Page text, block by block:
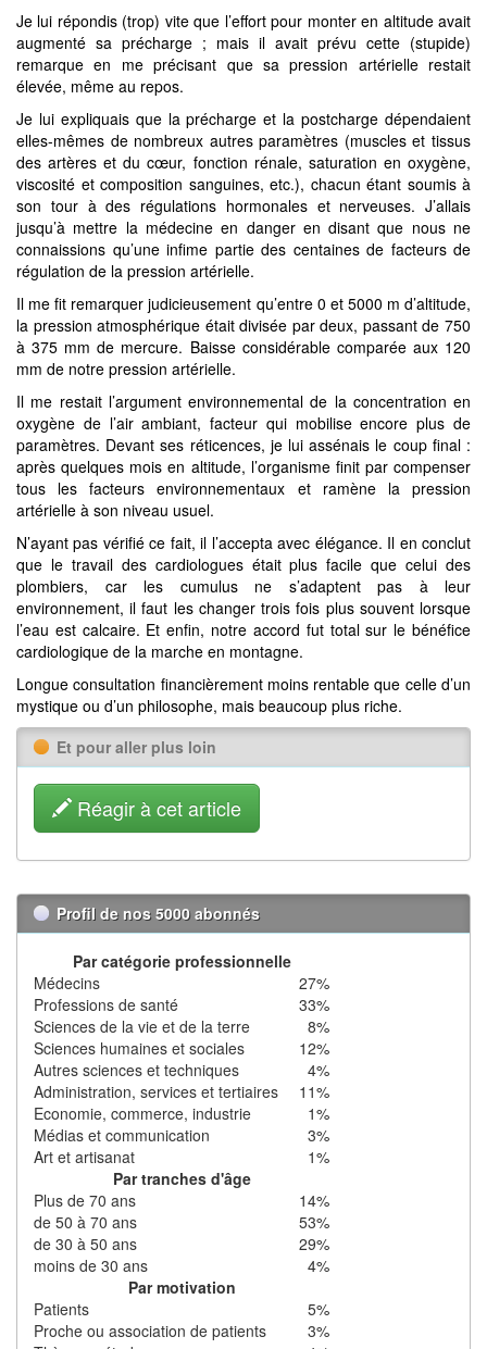
Je lui répondis (trop) vite que l’effort pour monter en altitude avait
augmenté sa précharge ; mais il avait prévu cette (stupide)
remarque en me précisant que sa pression artérielle restait
élevée, même au repos.
Je lui expliquais que la précharge et la postcharge dépendaient
elles-mêmes de nombreux autres paramètres (muscles et tissus
des artères et du cœur, fonction rénale, saturation en oxygène,
viscosité et composition sanguines, etc.), chacun étant soumis à
son tour à des régulations hormonales et nerveuses. J’allais
jusqu’à mettre la médecine en danger en disant que nous ne
connaissions qu’une infime partie des centaines de facteurs de
régulation de la pression artérielle.
Il me fit remarquer judicieusement qu’entre 0 et 5000 m d’altitude,
la pression atmosphérique était divisée par deux, passant de 750
à 375 mm de mercure. Baisse considérable comparée aux 120
mm de notre pression artérielle.
Il me restait l’argument environnemental de la concentration en
oxygène de l’air ambiant, facteur qui mobilise encore plus de
paramètres. Devant ses réticences, je lui assénais le coup final :
après quelques mois en altitude, l’organisme finit par compenser
tous les facteurs environnementaux et ramène la pression
artérielle à son niveau usuel.
N’ayant pas vérifié ce fait, il l’accepta avec élégance. Il en conclut
que le travail des cardiologues était plus facile que celui des
plombiers, car les cumulus ne s’adaptent pas à leur
environnement, il faut les changer trois fois plus souvent lorsque
l’eau est calcaire. Et enfin, notre accord fut total sur le bénéfice
cardiologique de la marche en montagne.
Longue consultation financièrement moins rentable que celle d’un
mystique ou d’un philosophe, mais beaucoup plus riche.
Et pour aller plus loin
Réagir à cet article
Profil de nos 5000 abonnés
Par catégorie professionnelle
Médecins
27%
Professions de santé
33%
Sciences de la vie et de la terre
8%
Sciences humaines et sociales
12%
Autres sciences et techniques
4%
Administration, services et tertiaires
11%
Economie, commerce, industrie
1%
Médias et communication
3%
Art et artisanat
1%
Par tranches d'âge
Plus de 70 ans
14%
de 50 à 70 ans
53%
de 30 à 50 ans
29%
moins de 30 ans
4%
Par motivation
Patients
5%
Proche ou association de patients
3%